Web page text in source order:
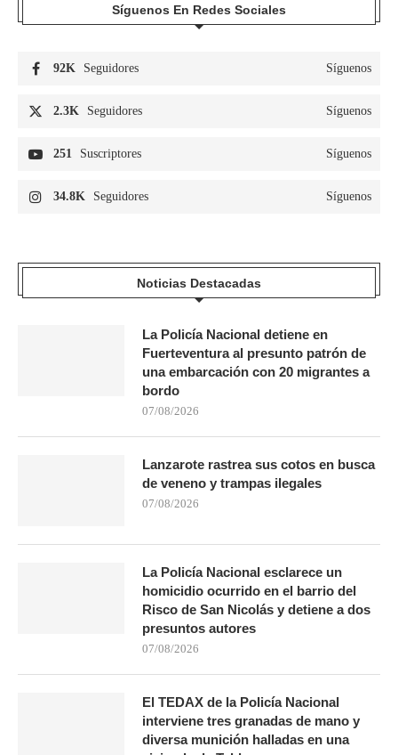
Síguenos En Redes Sociales
92K Seguidores Síguenos
2.3K Seguidores Síguenos
251 Suscriptores Síguenos
34.8K Seguidores Síguenos
Noticias Destacadas
La Policía Nacional detiene en
Fuerteventura al presunto patrón de
una embarcación con 20 migrantes a
bordo
07/08/2026
Lanzarote rastrea sus cotos en busca
de veneno y trampas ilegales
07/08/2026
La Policía Nacional esclarece un
homicidio ocurrido en el barrio del
Risco de San Nicolás y detiene a dos
presuntos autores
07/08/2026
El TEDAX de la Policía Nacional
interviene tres granadas de mano y
diversa munición halladas en una